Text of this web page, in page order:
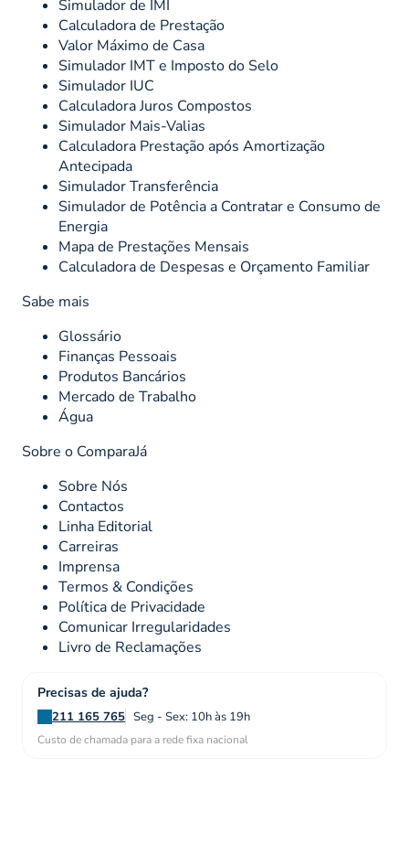
Simulador de IMI
Calculadora de Prestação
Valor Máximo de Casa
Simulador IMT e Imposto do Selo
Simulador IUC
Calculadora Juros Compostos
Simulador Mais-Valias
Calculadora Prestação após Amortização
Antecipada
Simulador Transferência
Simulador de Potência a Contratar e Consumo de
Energia
Mapa de Prestações Mensais
Calculadora de Despesas e Orçamento Familiar
Sabe mais
Glossário
Finanças Pessoais
Produtos Bancários
Mercado de Trabalho
Água
Sobre o ComparaJá
Sobre Nós
Contactos
Linha Editorial
Carreiras
Imprensa
Termos & Condições
Política de Privacidade
Comunicar Irregularidades
Livro de Reclamações
Precisas de ajuda?
211 165 765 Seg - Sex: 10h às 19h
Custo de chamada para a rede fixa nacional